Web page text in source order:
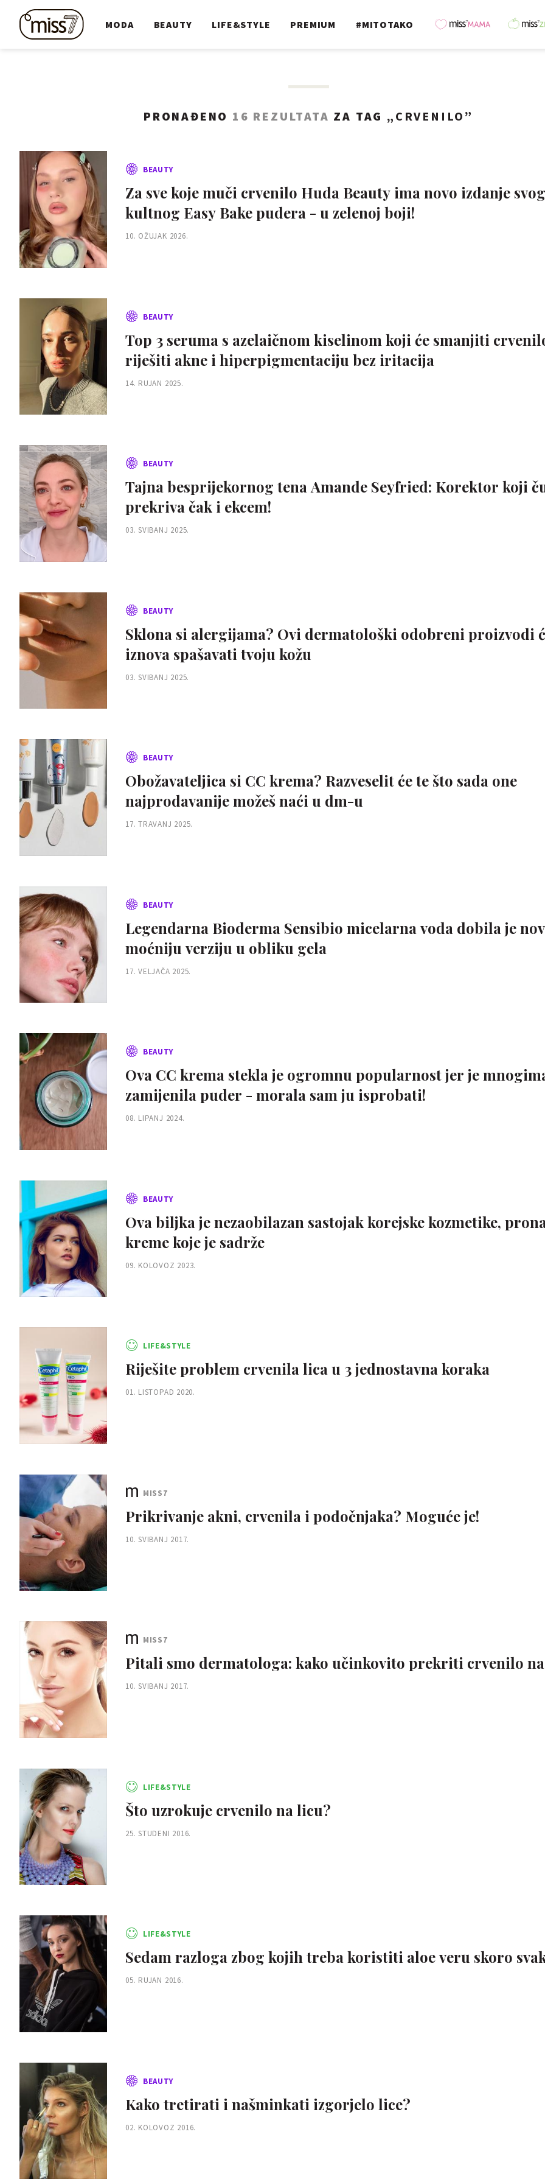
MODA BEAUTY LIFE&STYLE PREMIUM #MITOTAKO
PRONAĐENO 16 REZULTATA ZA TAG „ CRVENILO ”
BEAUTY
Za sve koje muči crvenilo Huda Beauty ima novo izdanje svog
kultnog Easy Bake pudera - u zelenoj boji!
10. OŽUJAK 2026.
BEAUTY
Top 3 seruma s azelaičnom kiselinom koji će smanjiti
riješiti akne i hiperpigmentaciju bez iritacija
14. RUJAN 2025.
BEAUTY
Tajna besprijekornog tena Amande Seyfried: Korektor koji
prekriva čak i ekcem!
03. SVIBANJ 2025.
BEAUTY
Sklona si alergijama? Ovi dermatološki odobreni proizvodi
iznova spašavati tvoju kožu
03. SVIBANJ 2025.
BEAUTY
Obožavateljica si CC krema? Razveselit će te što sada one
najprodavanije možeš naći u dm-u
17. TRAVANJ 2025.
BEAUTY
Legendarna Bioderma Sensibio micelarna voda dobila je
moćniju verziju u obliku gela
17. VELJAČA 2025.
BEAUTY
Ova CC krema stekla je ogromnu popularnost jer je
zamijenila puder - morala sam ju isprobati!
08. LIPANJ 2024.
BEAUTY
Ova biljka je nezaobilazan sastojak korejske kozmetike,
kreme koje je sadrže
09. KOLOVOZ 2023.
LIFE&STYLE
Riješite problem crvenila lica u 3 jednostavna koraka
01. LISTOPAD 2020.
MISS7
Prikrivanje akni, crvenila i podočnjaka? Moguće je!
10. SVIBANJ 2017.
MISS7
Pitali smo dermatologa: kako učinkovito prekriti crvenilo
10. SVIBANJ 2017.
LIFE&STYLE
Što uzrokuje crvenilo na licu?
25. STUDENI 2016.
LIFE&STYLE
Sedam razloga zbog kojih treba koristiti aloe veru skoro
05. RUJAN 2016.
BEAUTY
Kako tretirati i našminkati izgorjelo lice?
02. KOLOVOZ 2016.